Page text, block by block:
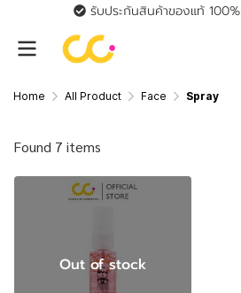
รับประกันสินค้าของแท้ 100%
Home All Product Face Spray
Found 7 items
Out of stock